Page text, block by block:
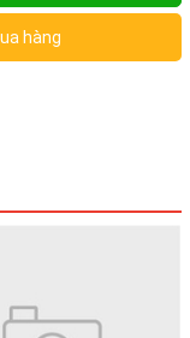
hàng